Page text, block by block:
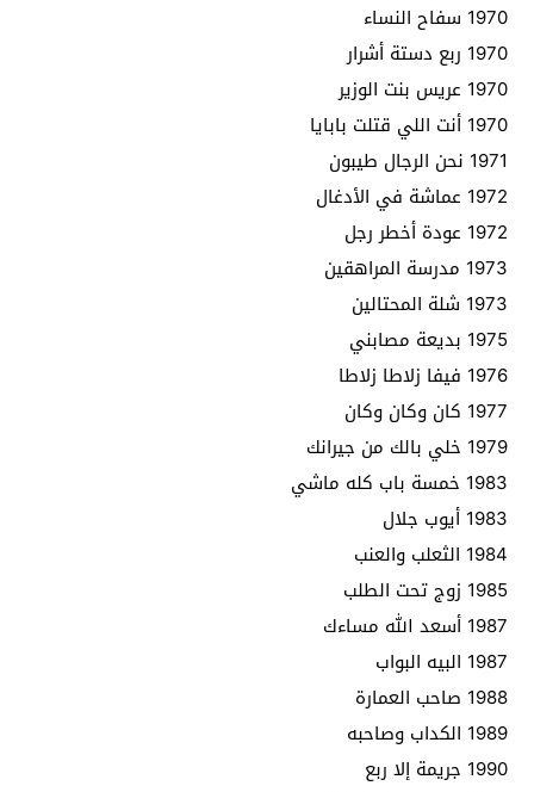
1970 سفاح النساء
1970 ربع دستة أشرار
1970 عريس بنت الوزير
1970 أنت اللي قتلت بابايا
1971 نحن الرجال طيبون
1972 عماشة في الأدغال
1972 عودة أخطر رجل
1973 مدرسة المراهقين
1973 شلة المحتالين
1975 بديعة مصابني
1976 فيفا زلاطا زلاطا
1977 كان وكان وكان
1979 خلي بالك من جيرانك
1983 خمسة باب كله ماشي
1983 أيوب جلال
1984 الثعلب والعنب
1985 زوج تحت الطلب
1987 أسعد الله مساءك
1987 البيه البواب
1988 صاحب العمارة
1989 الكداب وصاحبه
1990 جريمة إلا ربع